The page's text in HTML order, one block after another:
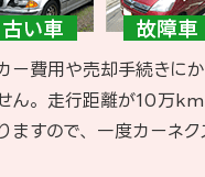
ー費用や売却手続きに
ん。走行距離が10万
ますので、一度カーネ